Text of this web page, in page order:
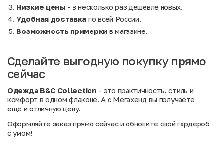
Низкие цены - в несколько раз дешевле новых.
Удобная доставка по всей России.
Возможность примерки в магазине.
Сделайте выгодную покупку прямо
сейчас
Одежда B&C Collection - это практичность, стиль и
комфорт в одном флаконе. А с Мегахенд вы получаете
ещё и отличную цену.
Оформляйте заказ прямо сейчас и обновите свой гардероб
с умом!